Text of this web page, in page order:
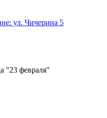
ул. Чичерина 5
"23 февраля"